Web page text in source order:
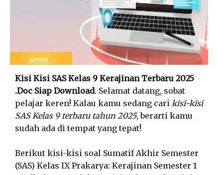
Kisi Kisi SAS Kelas 9 Kerajinan Terbaru 2025
.Doc Siap Download. Selamat datang, sobat
pelajar keren! Kalau kamu sedang cari kisi-kisi
SAS Kelas 9 terbaru tahun 2025, berarti kamu
sudah ada di tempat yang tepat!
Berikut kisi-kisi soal Sumatif Akhir Semester
(SAS) Kelas IX Prakarya: Kerajinan Semester 1